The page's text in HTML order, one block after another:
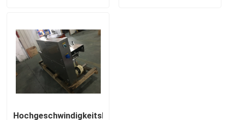
Multi Funktions-Verpackungsmaschine
Blasen-Verpackungsmaschine
KartenVerpackungsmaschine
Hochgeschwindigkeitskarten-